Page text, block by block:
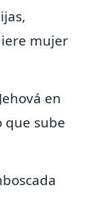
mujer
en
que sube